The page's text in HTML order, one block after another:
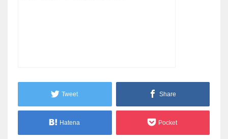
Tweet Share
Hatena Pocket